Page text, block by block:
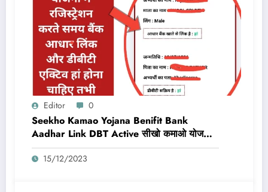
Editor 0
Seekho Kamao Yojana Benifit Bank
Aadhar Link DBT Active सीखो कमाओ योजना
का लाभ तभी मिलेगा 10,000 Rs जब बैंक डीबीटी
एक्टिव और आधार लिंक होगा
15/12/2023